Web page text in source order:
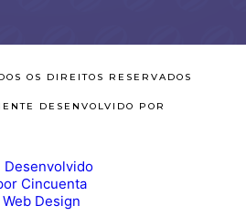
OS DIREITOS RESERVADOS
DESENVOLVIDO POR